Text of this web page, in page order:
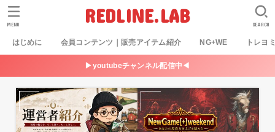
REDLINE.LAB
はじめに 会員コンテンツ｜販売アイテム紹介 NG+WE トレヨ
SEARCH
MENU
▶youtubeチャンネル配信中◀